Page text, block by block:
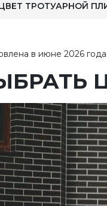
ТРОТУАРНОЙ
в июне 2026 года